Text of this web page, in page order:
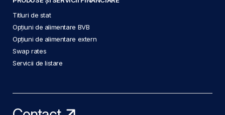
Titluri de stat
Opțiuni de alimentare BVB
Opțiuni de alimentare extern
Swap rates
Servicii de listare